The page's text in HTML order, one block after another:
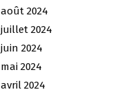
août 2024
juillet 2024
juin 2024
mai 2024
avril 2024